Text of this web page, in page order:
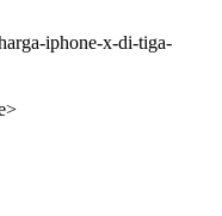
iphone-x-di-tiga-